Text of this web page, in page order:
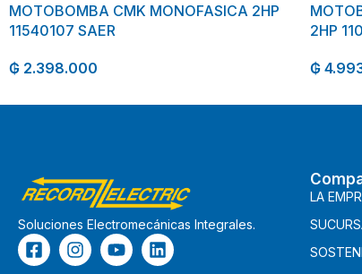
MOTOBOMBA CMK MONOFASICA 2HP
11540107 SAER
₲ 2.398.000
2HP
₲
Soluciones Electromecánicas Integrales.
LA